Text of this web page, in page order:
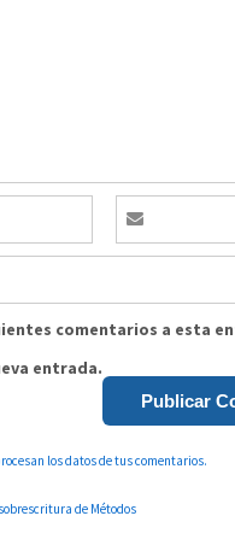
comentarios a esta
entrada.
los datos de tus comentarios.
de Métodos